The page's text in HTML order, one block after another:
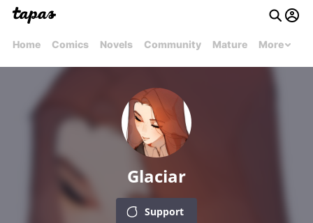
Home Comics Novels Community Mature More
Glaciar
Support